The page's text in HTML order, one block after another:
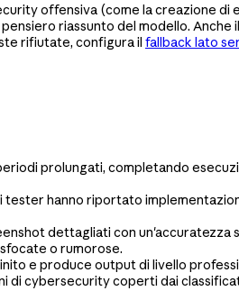
offensiva (come la creazione
riassunto del modello.
rifiutate, configura il fallback lato
prolungati, completando
tester hanno riportato
dettagliati con
o rumorose.
e produce output di livello
di cybersecurity coperti dai